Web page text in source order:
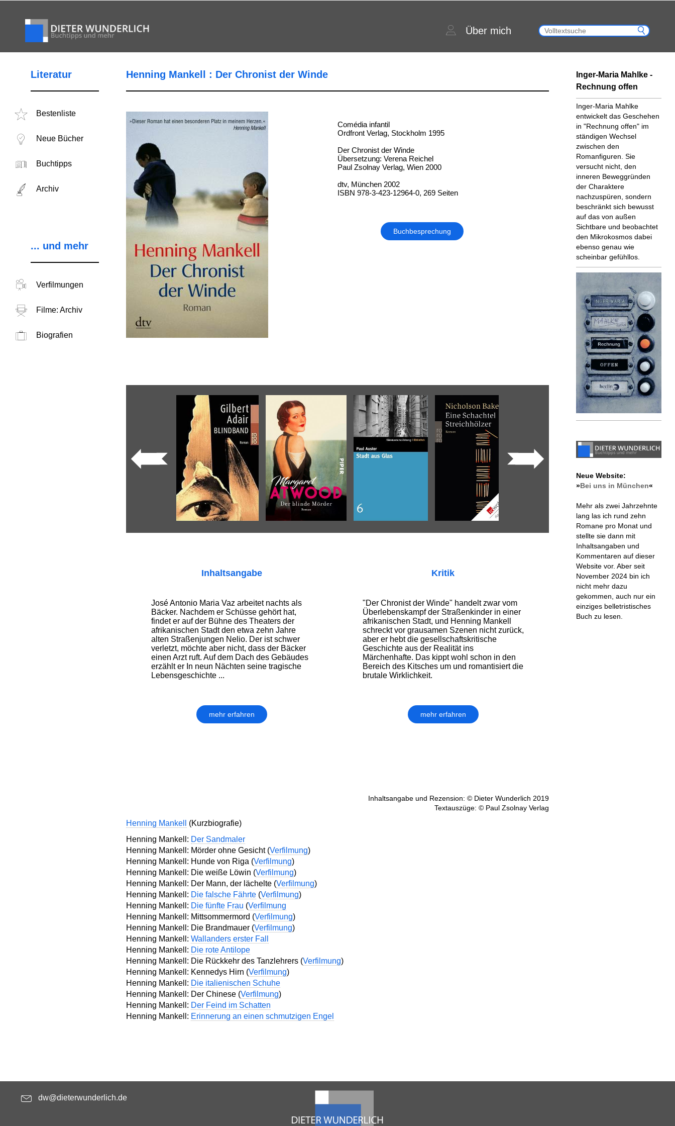
Über mich
Literatur
Bestenliste
Neue Bücher
Buchtipps
Archiv
... und mehr
Verfilmungen
Filme: Archiv
Biografien
Henning Mankell : Der Chronist der Winde
Comédia infantil
Ordfront Verlag, Stockholm 1995
Der Chronist der Winde
Übersetzung: Verena Reichel
Paul Zsolnay Verlag, Wien 2000
dtv, München 2002
ISBN 978-3-423-12964-0, 269 Seiten
Buchbesprechung
Inhaltsangabe
José Antonio Maria Vaz arbeitet nachts als
Bäcker. Nachdem er Schüsse gehört hat,
findet er auf der Bühne des Theaters der
afrikanischen Stadt den etwa zehn Jahre
alten Straßenjungen Nelio. Der ist schwer
verletzt, möchte aber nicht, dass der Bäcker
einen Arzt ruft. Auf dem Dach des Gebäudes
erzählt er In neun Nächten seine tragische
Lebensgeschichte ...
mehr erfahren
Kritik
"Der Chronist der Winde" handelt zwar vom
Überlebenskampf der Straßenkinder in einer
afrikanischen Stadt, und Henning Mankell
schreckt vor grausamen Szenen nicht zurück,
aber er hebt die gesellschaftskritische
Geschichte aus der Realität ins
Märchenhafte. Das kippt wohl schon in den
Bereich des Kitsches um und romantisiert die
brutale Wirklichkeit.
mehr erfahren
Inhaltsangabe und Rezension: © Dieter Wunderlich 2019
Textauszüge: © Paul Zsolnay Verlag
Henning Mankell
(Kurzbiografie)
Henning Mankell: Der Sandmaler
Henning Mankell: Mörder ohne Gesicht (Verfilmung)
Henning Mankell: Hunde von Riga (Verfilmung)
Henning Mankell: Die weiße Löwin (Verfilmung)
Henning Mankell: Der Mann, der lächelte (Verfilmung)
Henning Mankell: Die falsche Fährte(Verfilmung)
Henning Mankell: Die fünfte Frau (Verfilmung
Henning Mankell: Mittsommermord (Verfilmung)
Henning Mankell: Die Brandmauer (Verfilmung)
Henning Mankell: Wallanders erster Fall
Henning Mankell: Die rote Antilope
Henning Mankell: Die Rückkehr des Tanzlehrers (Verfilmung)
Henning Mankell: Kennedys Hirn (Verfilmung)
Henning Mankell: Die italienischen Schuhe
Henning Mankell: Der Chinese (Verfilmung)
Henning Mankell: Der Feind im Schatten
Henning Mankell: Erinnerung an einen schmutzigen Engel
Inger-Maria Mahlke -
Rechnung offen
Inger-Maria Mahlke
entwickelt das Geschehen
in "Rechnung offen" im
ständigen Wechsel
zwischen den
Romanfiguren. Sie
versucht nicht, den
inneren Beweggründen
der Charaktere
nachzuspüren, sondern
beschränkt sich bewusst
auf das von außen
Sichtbare und beobachtet
den Mikrokosmos dabei
ebenso genau wie
scheinbar gefühllos.
Neue Website:
»Bei uns in München«
Mehr als zwei Jahrzehnte
lang las ich rund zehn
Romane pro Monat und
stellte sie dann mit
Inhaltsangaben und
Kommentaren auf dieser
Website vor. Aber seit
November 2024 bin ich
nicht mehr dazu
gekommen, auch nur ein
einziges belletristisches
Buch zu lesen.
dw@dieterwunderlich.de